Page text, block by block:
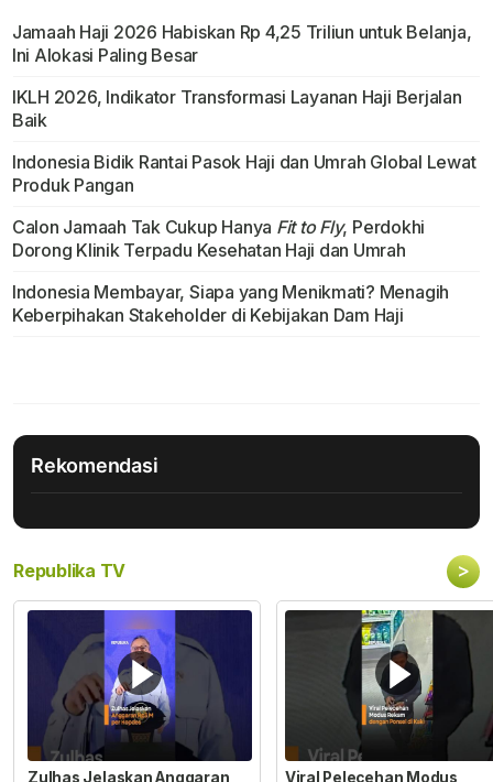
Jamaah Haji 2026 Habiskan Rp 4,25 Triliun untuk Belanja,
Ini Alokasi Paling Besar
IKLH 2026, Indikator Transformasi Layanan Haji Berjalan
Baik
Indonesia Bidik Rantai Pasok Haji dan Umrah Global Lewat
Produk Pangan
Calon Jamaah Tak Cukup Hanya Fit to Fly, Perdokhi
Dorong Klinik Terpadu Kesehatan Haji dan Umrah
Indonesia Membayar, Siapa yang Menikmati? Menagih
Keberpihakan Stakeholder di Kebijakan Dam Haji
Rekomendasi
Republika TV >
Zulhas Jelaskan Anggaran
Viral Pelecehan Modus